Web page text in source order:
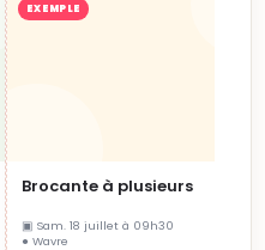
EXEMPLE
Brocante à plusieurs
▣ Sam. 18 juillet à 09h30
● Wavre